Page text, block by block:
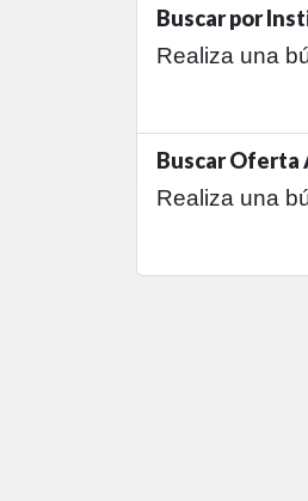
Buscar por
Realiza una
Buscar Oferta
Realiza una